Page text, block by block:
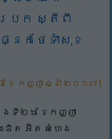
ប្រក ស្តីពី
នែកថែទាំសុខ
ែ កញ្ញា ឆ្នាំ ២០១៧
ៃទី២៦ ខែកញ្ញា
ត អ៊ិត សំហេង